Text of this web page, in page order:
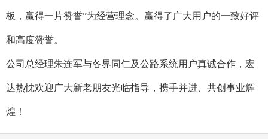
板，赢得一片赞誉”为经营理念。赢得了广大用户的一致好评
和高度赞誉。
公司总经理朱连军与各界同仁及公路系统用户真诚合作，宏
达热忱欢迎广大新老朋友光临指导，携手并进、共创事业辉
煌！